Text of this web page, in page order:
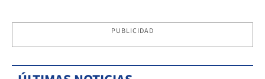
PUBLICIDAD